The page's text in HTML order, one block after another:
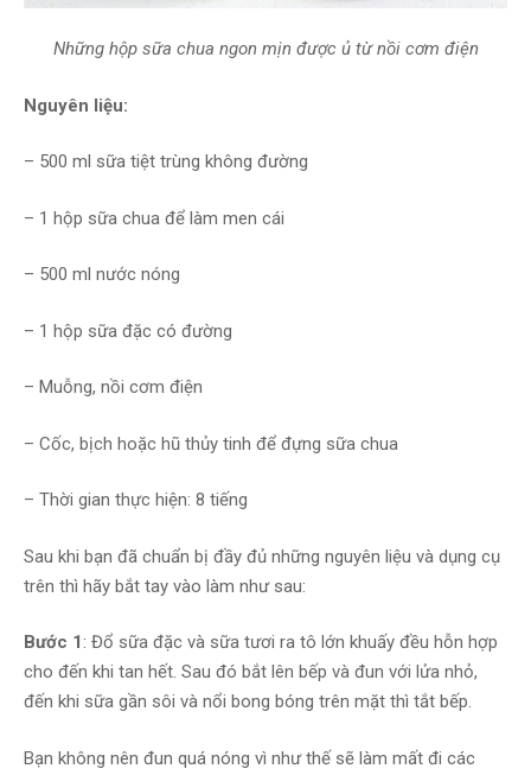
Những hộp sữa chua ngon mịn được ủ từ nồi cơm điện
Nguyên liệu:
– 500 ml sữa tiệt trùng không đường
– 1 hộp sữa chua để làm men cái
– 500 ml nước nóng
– 1 hộp sữa đặc có đường
– Muỗng, nồi cơm điện
– Cốc, bịch hoặc hũ thủy tinh để đựng sữa chua
– Thời gian thực hiện: 8 tiếng
Sau khi bạn đã chuẩn bị đầy đủ những nguyên liệu và dụng cụ
trên thì hãy bắt tay vào làm như sau:
Bước 1 : Đổ sữa đặc và sữa tươi ra tô lớn khuấy đều hỗn hợp
cho đến khi tan hết. Sau đó bắt lên bếp và đun với lửa nhỏ,
đến khi sữa gần sôi và nổi bong bóng trên mặt thì tắt bếp.
Bạn không nên đun quá nóng vì như thế sẽ làm mất đi các